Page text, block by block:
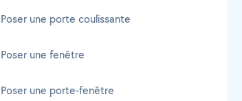
Poser une porte coulissante
Poser une fenêtre
Poser une porte-fenêtre